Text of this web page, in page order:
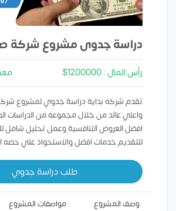
دراسة جدوى مشروع شركة
رأس المال : 1200000$
تقدم شركه بداية دراسة جدوي لمشروع
واعلي عائد من خلال مجموعه من الدراسات
افضل العروض التنافسية وعمل تحليل شامل
للتقديم خدمات افضل والاستحواذ علي حصه
طلب دراسة جدوي
وصف المشروع
مواصفات المشروع